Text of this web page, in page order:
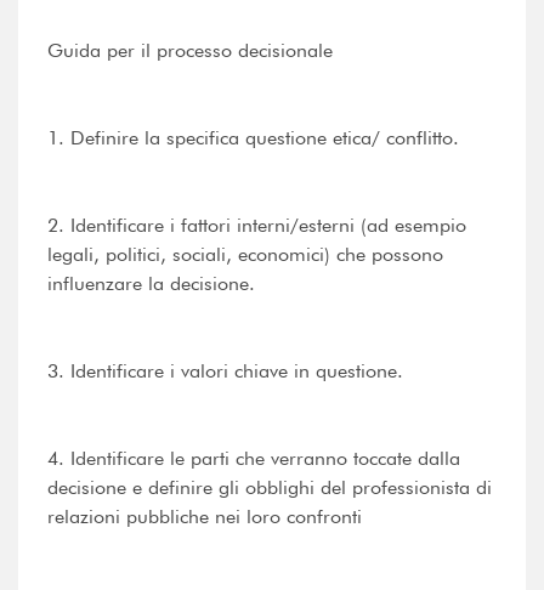
Guida per il processo decisionale
1. Definire la specifica questione etica/ conflitto.
2. Identificare i fattori interni/esterni (ad esempio
legali, politici, sociali, economici) che possono
influenzare la decisione.
3. Identificare i valori chiave in questione.
4. Identificare le parti che verranno toccate dalla
decisione e definire gli obblighi del professionista di
relazioni pubbliche nei loro confronti